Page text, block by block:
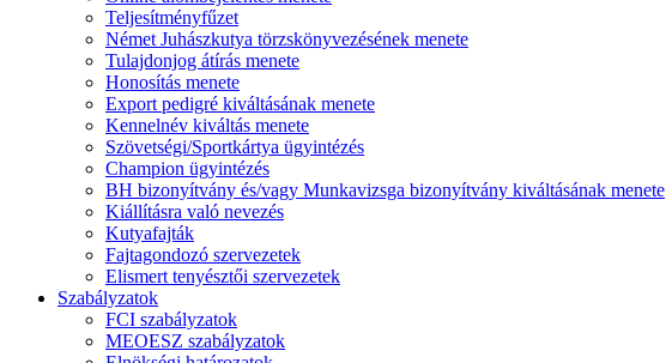
Teljesítményfűzet
Német Juhászkutya törzskönyvezésének menete
Tulajdonjog átírás menete
Honosítás menete
Export pedigré kiváltásának menete
Kennelnév kiváltás menete
Szövetségi/Sportkártya ügyintézés
Champion ügyintézés
BH bizonyítvány és/vagy Munkavizsga bizonyítvány kiváltásának menete
Kiállításra való nevezés
Kutyafajták
Fajtagondozó szervezetek
Elismert tenyésztői szervezetek
Szabályzatok
FCI szabályzatok
MEOESZ szabályzatok